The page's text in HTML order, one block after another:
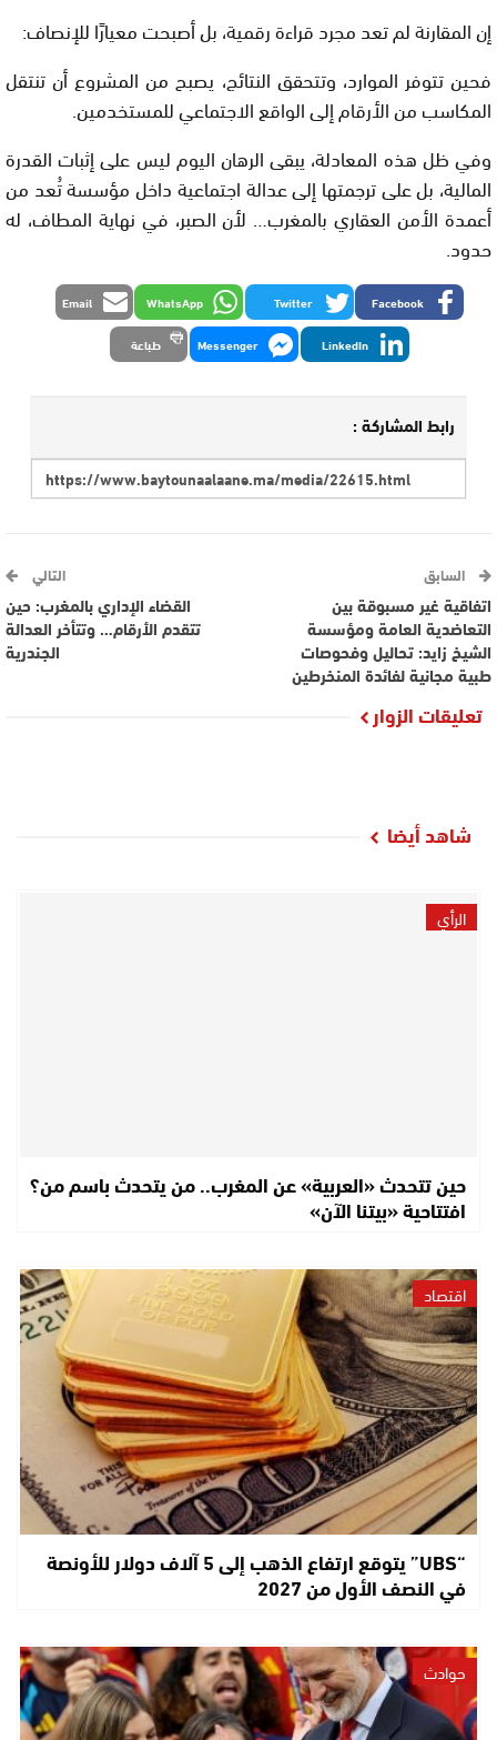
إن المقارنة لم تعد مجرد قراءة رقمية، بل أصبحت معيارًا للإنصاف:
فحين تتوفر الموارد، وتتحقق النتائج، يصبح من المشروع أن تنتقل
المكاسب من الأرقام إلى الواقع الاجتماعي للمستخدمين.
وفي ظل هذه المعادلة، يبقى الرهان اليوم ليس على إثبات القدرة
المالية، بل على ترجمتها إلى عدالة اجتماعية داخل مؤسسة تُعد من
أعمدة الأمن العقاري بالمغرب… لأن الصبر، في نهاية المطاف، له
حدود.
Facebook
Twitter
WhatsApp
Email
LinkedIn
Messenger طباعة
رابط المشاركة :
السابق
اتفاقية غير مسبوقة بين
التعاضدية العامة ومؤسسة
الشيخ زايد: تحاليل وفحوصات
طبية مجانية لفائدة المنخرطين
التالي
القضاء الإداري بالمغرب: حين
تتقدم الأرقام… وتتأخر العدالة
الجندرية
تعليقات الزوار
شاهد أيضا
الرأي
حين تتحدث «العربية» عن المغرب.. من يتحدث باسم من؟
افتتاحية «بيتنا الآن»
اقتصاد
“UBS” يتوقع ارتفاع الذهب إلى 5 آلاف دولار للأونصة
في النصف الأول من 2027
حوادث